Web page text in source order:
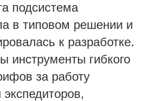
подсистема
в типовом решении и
к разработке.
инструменты гибкого
за работу